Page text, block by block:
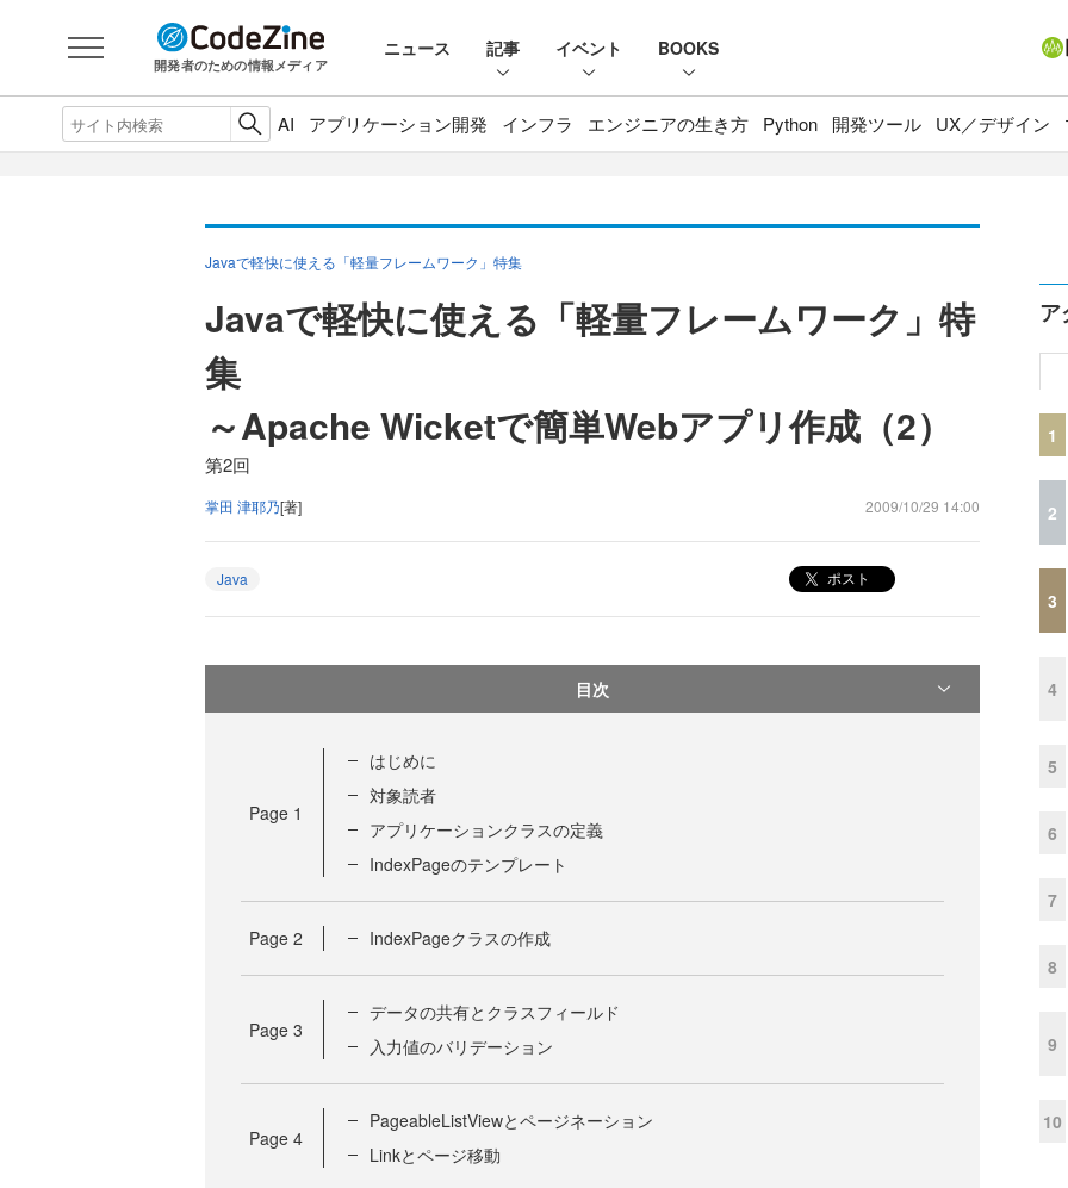
開発者のための情報メディア
ニュース 記事 イベント BOOKS
AI アプリケーション開発 インフラ エンジニアの生き方 Python 開発ツール UX／デザイン
Javaで軽快に使える「軽量フレームワーク」特集
Javaで軽快に使える「軽量フレームワーク」特
集
～Apache Wicketで簡単Webアプリ作成（2）
第2回
掌田 津耶乃[著] 2009/10/29 14:00
Java ポスト
目次
Page 1
はじめに
対象読者
アプリケーションクラスの定義
IndexPageのテンプレート
Page 2 IndexPageクラスの作成
Page 3
データの共有とクラスフィールド
入力値のバリデーション
Page 4
PageableListViewとページネーション
Linkとページ移動
ア
1
2
3
4
5
6
7
8
9
10